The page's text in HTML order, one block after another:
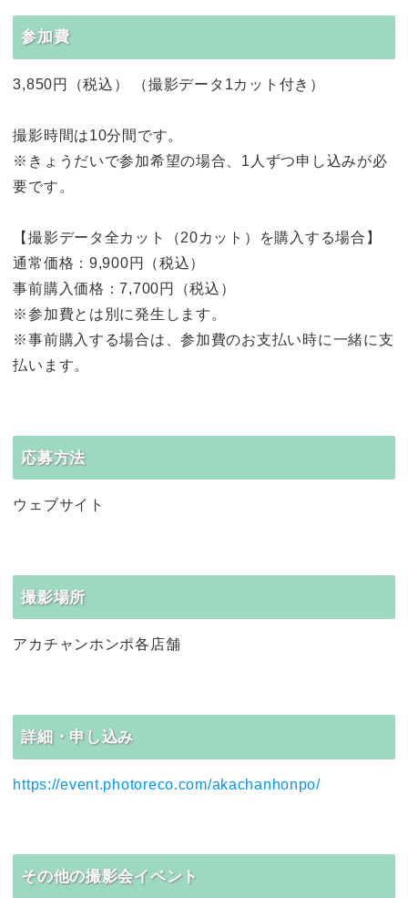
参加費
3,850円（税込） （撮影データ1カット付き）
撮影時間は10分間です。
※きょうだいで参加希望の場合、1人ずつ申し込みが必
要です。
【撮影データ全カット（20カット）を購入する場合】
通常価格：9,900円（税込）
事前購入価格：7,700円（税込）
※参加費とは別に発生します。
※事前購入する場合は、参加費のお支払い時に一緒に支
払います。
応募方法
ウェブサイト
撮影場所
アカチャンホンポ各店舗
詳細・申し込み
https://event.photoreco.com/akachanhonpo/
その他の撮影会イベント